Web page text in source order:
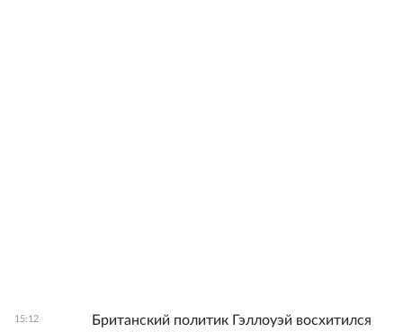
15:12
Британский политик Гэллоуэй восхитился